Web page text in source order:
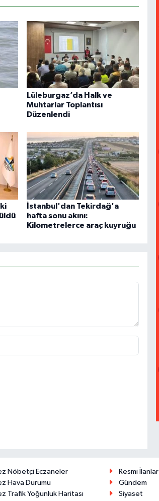
Lüleburgaz’da Halk ve
Muhtarlar Toplantısı
Düzenlendi
İstanbul'dan Tekirdağ'a
hafta sonu akını:
Kilometrelerce araç kuyruğu
Nöbetçi Eczaneler
Hava Durumu
Trafik Yoğunluk Haritası
Resmi İlanlar
Gündem
Siyaset